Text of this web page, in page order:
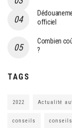
officiel
Combien
?
TAGS
2022 Actualité
conseils